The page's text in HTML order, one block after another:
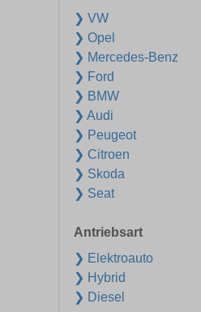
❯ VW
❯ Opel
❯ Mercedes-Benz
❯ Ford
❯ BMW
❯ Audi
❯ Peugeot
❯ Citroen
❯ Skoda
❯ Seat
Antriebsart
❯ Elektroauto
❯ Hybrid
❯ Diesel